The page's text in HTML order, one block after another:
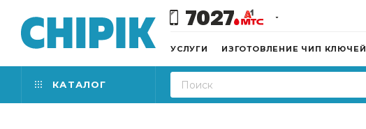
7027
УСЛУГИ ИЗГОТОВЛЕНИЕ ЧИП КЛЮЧЕЙ
КАТАЛОГ